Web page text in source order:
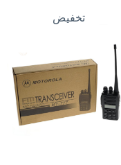
تخفيض